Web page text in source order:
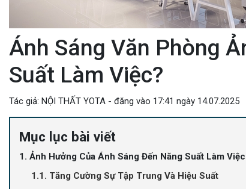
Ánh Sáng Văn Phòng
Suất Làm Việc?
Tác giả: NỘI THẤT YOTA - đăng vào 17:41 ngày 14.07.2025
Mục lục bài viết
1. Ảnh Hưởng Của Ánh Sáng Đến Năng Suất Làm Việc
1.1. Tăng Cường Sự Tập Trung Và Hiệu Suất